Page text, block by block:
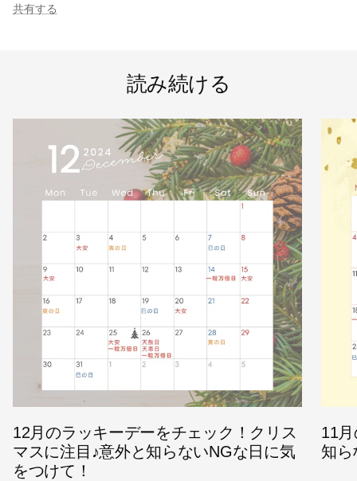
共有する
読み続ける
12月のラッキーデーをチェック！クリス
マスに注目♪意外と知らないNGな日に気
をつけて！
11
知ら